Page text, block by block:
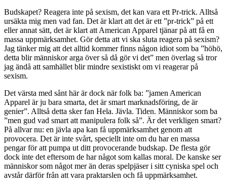
Budskapet? Reagera inte på sexism, det kan vara ett Pr-trick. Alltså
ursäkta mig men vad fan. Det är klart att det är ett ”pr-trick” på ett
eller annat sätt, det är klart att American Apparel tjänar på att få en
massa uppmärksamhet. Gör detta att vi ska sluta reagera på sexism?
Jag tänker mig att det alltid kommer finns någon idiot som ba ”höhö,
detta blir människor arga över så då gör vi det” men överlag så tror
jag ändå att samhället blir mindre sexistiskt om vi reagerar på
sexism.
Det värsta med sånt här är dock när folk ba: ”jamen American
Apparel är ju bara smarta, det är smart marknadsföring, de är
genier”. Alltså detta sker fan Hela. Jävla. Tiden. Människor som ba
”men gud vad smart att manipulera folk så”. Är det verkligen smart?
På allvar nu: en jävla apa kan få uppmärksamhet genom att
provocera. Det är inte svårt, speciellt inte om du har en massa
pengar för att pumpa ut ditt provocerande budskap. De flesta gör
dock inte det eftersom de har något som kallas moral. De kanske ser
människor som något mer än deras spelpjäser i sitt cyniska spel och
avstår därför från att vara praktarslen och få uppmärksamhet.